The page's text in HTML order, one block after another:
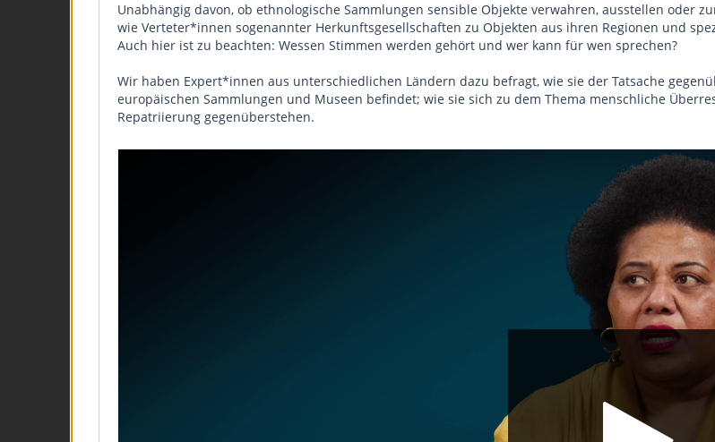
Unabhängig davon, ob ethnologische Sammlungen sensible Objekte verwahren, ausstellen oder
wie Verteter*innen sogenannter Herkunftsgesellschaften zu Objekten aus ihren Regionen und
Auch hier ist zu beachten: Wessen Stimmen werden gehört und wer kann für wen sprechen?
Wir haben Expert*innen aus unterschiedlichen Ländern dazu befragt, wie sie der Tatsache
europäischen Sammlungen und Museen befindet; wie sie sich zu dem Thema menschliche
Repatriierung gegenüberstehen.